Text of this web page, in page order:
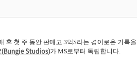
후 첫 주 동안 판매고 3억$라는 경이로운 기록
(Bungie Studios)가 MS로부터 독립합니다.